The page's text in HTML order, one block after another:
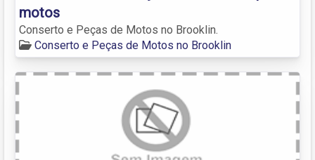
motos
Conserto e Peças de Motos no Brooklin.
Conserto e Peças de Motos no Brooklin